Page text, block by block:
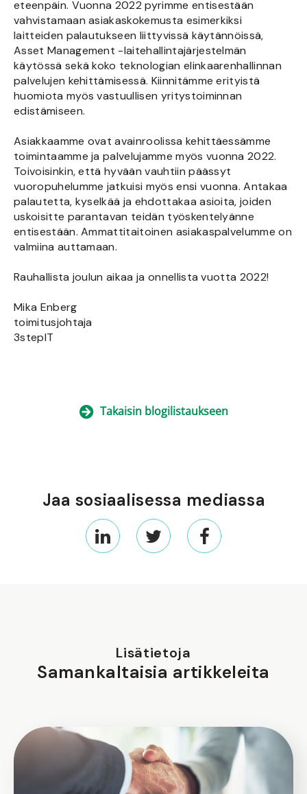
eteenpäin. Vuonna 2022 pyrimme entisestään
vahvistamaan asiakaskokemusta esimerkiksi
laitteiden palautukseen liittyvissä käytännöissä,
Asset Management -laitehallintajärjestelmän
käytössä sekä koko teknologian elinkaarenhallinnan
palvelujen kehittämisessä. Kiinnitämme erityistä
huomiota myös vastuullisen yritystoiminnan
edistämiseen.
Asiakkaamme ovat avainroolissa kehittäessämme
toimintaamme ja palvelujamme myös vuonna 2022.
Toivoisinkin, että hyvään vauhtiin päässyt
vuoropuhelumme jatkuisi myös ensi vuonna. Antakaa
palautetta, kyselkää ja ehdottakaa asioita, joiden
uskoisitte parantavan teidän työskentelyänne
entisestään. Ammattitaitoinen asiakaspalvelumme on
valmiina auttamaan.
Rauhallista joulun aikaa ja onnellista vuotta 2022!
Mika Enberg
toimitusjohtaja
3stepIT
Takaisin blogilistaukseen
Jaa sosiaalisessa mediassa
Lisätietoja
Samankaltaisia artikkeleita